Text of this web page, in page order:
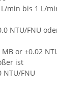
min bis 1 L/
NTU/FNU
or ±0.02
ist
FNU